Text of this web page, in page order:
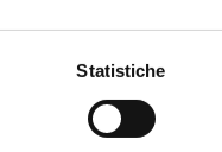
Statistiche